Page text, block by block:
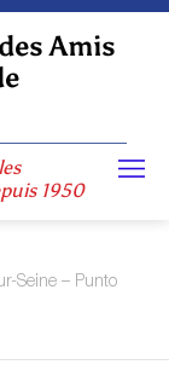
Amis
1950
Seine – Punto